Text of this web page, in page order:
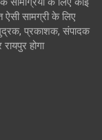
ऐसी सामग्री के लिए
मुद्रक, प्रकाशक, संपादक
रायपुर होगा